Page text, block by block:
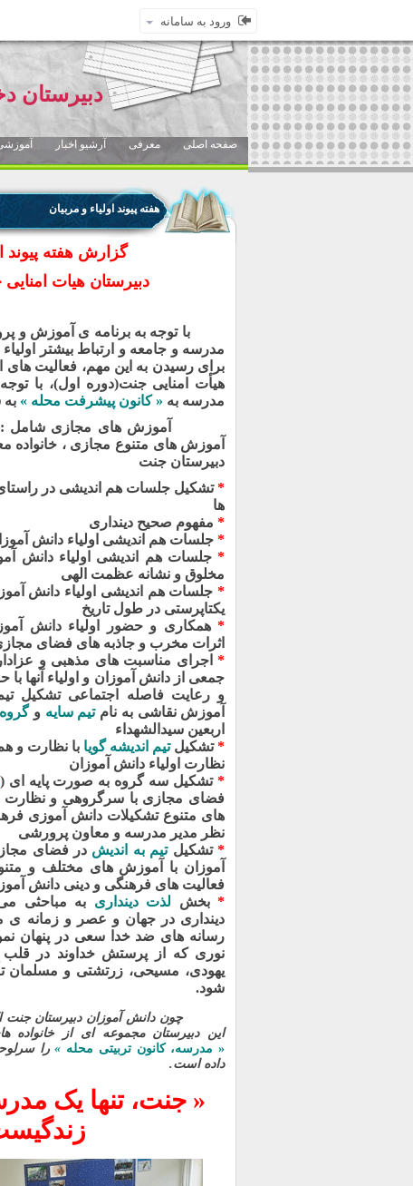
ورود به سامانه
دبیرستان
صفحه اصلی معرفی آرشیو اخبار
هفته پیوند اولیاء و مربیان
گزارش هفته پیوند
دبیرستان هیات
با توجه به برنامه ی آموزش و
مدرسه و جامعه و ارتباط بیشتر
برای رسیدن به این مهم، فعالیت های
هیأت امنایی جنت(دوره اول)، با
مدرسه به « کانون پیشرفت محله »
آموزش های مجازی شامل :
آموزش های متنوع مجازی ، خانواده
دبیرستان جنت
*تشکیل جلسات هم اندیشی در راستای
ها
*مفهوم صحیح دینداری
*جلسات هم اندیشی اولیاء دانش
*جلسات هم اندیشی اولیاء دانش
مخلوق و نشانه عظمت الهی
*جلسات هم اندیشی اولیاء دانش
یکتاپرستی در طول تاریخ
*همکاری و حضور اولیاء دانش
اثرات مخرب و جاذبه های فضای
*اجرای مناسبت های مذهبی و
جمعی از دانش آموزان و اولیاء آنها
و رعایت فاصله اجتماعیتشکیل
آموزش نقاشی به نامتیم سایه وگروه
اربعین سیدالشهداء
*تشکیلتیم اندیشه گویا با نظارت و
نظارت اولیاء دانش آموزان
*تشکیل سه گروه به صورت پایه ای (
فضای مجازی با سرگروهی و نظارت
های متنوع تشکیلات دانش آموزی
نظر مدیر مدرسه و معاون پرورشی
*تشکیلتیمبه اندیش در فضای
آموزان با آموزش های مختلف و
فعالیت های فرهنگی و دینی دانش
*بخش لذت دینداری به مباحثی
دینداری در جهان و عصر و زمانه
رسانه های ضد خدا سعی در پنهان
نوری که از پرستش خداوند در قلب
یهودی، مسیحی، زرتشتی و مسلمان
شود.
چون دانش آموزان دبیرستان جنت
این دبیرستان مجموعه ای از خانواده
« مدرسه، کانون تربیتی محله »را
داده است.
« جنت، تنها یک